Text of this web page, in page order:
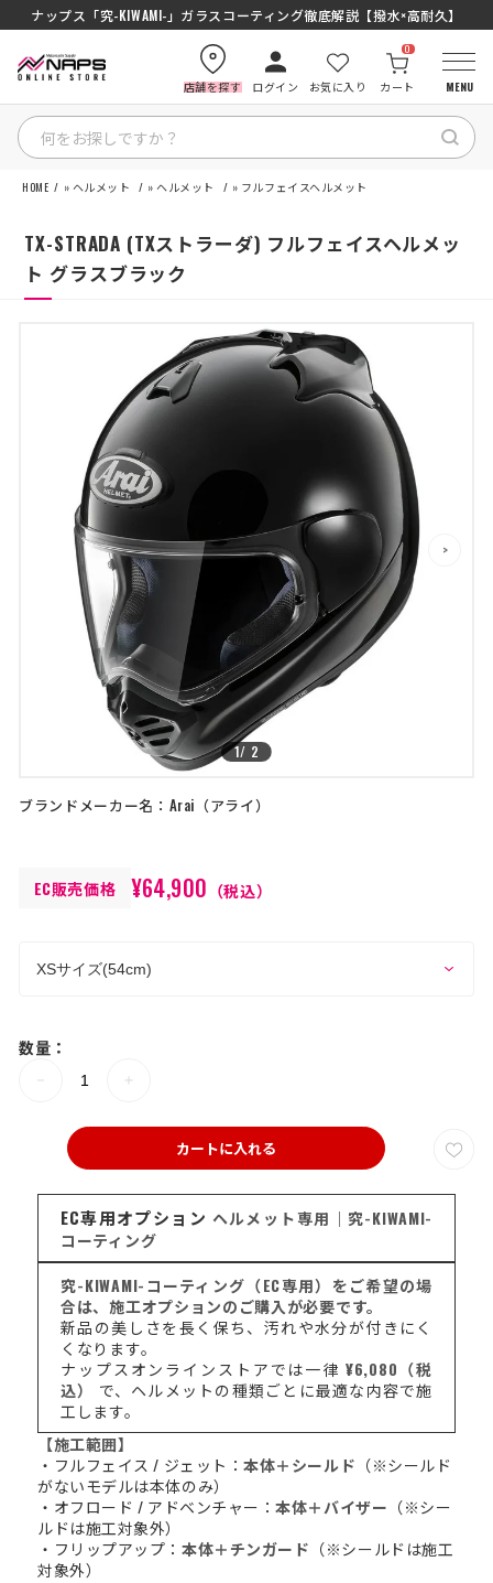
ナップス「究-KIWAMI-」ガラスコーティング徹底解説【撥水×高耐久】
SENA J30/J10を徹底比較｜コスパ最強インカムはどっち？初心者にもおすす
店舗を探す ログイン お気に入り カート
0
MENU
カテゴリから探す
ナップスメンバーズ
店舗を探す
コーポレートサイト
採用情報
特定商取引法に基づく表記
古物営業法に基づく表示/保険勧誘
方針
商品レビュー利用規約
プライバシーポリシー
返金ポリシー
カスタマーハラスメントに対する方
HOME » ヘルメット » ヘルメット » フルフェイスヘルメット
TX-STRADA (TXストラーダ) フルフェイスヘルメッ
ト グラスブラック
1/ 2
>
ブランドメーカー名： Arai アライ
EC販売価格 ¥64,900 （税込）
数量：
カートに入れる
EC専用オプション ヘルメット専用｜究-KIWAMI-
コーティング
究-KIWAMI-コーティング（EC専用）をご希望の場
合は、施工オプションのご購入が必要です。
新品の美しさを長く保ち、汚れや水分が付きにく
くなります。
ナップスオンラインストアでは一律¥6,080（税
込）
で、ヘルメットの種類ごとに最適な内容で施
工します。
【施工範囲】
・フルフェイス / ジェット：本体＋シールド （※シールド
がないモデルは本体のみ）
・オフロード / アドベンチャー：本体＋バイザー （※シー
ルドは施工対象外）
・フリップアップ： 本体＋チンガード （※シールドは施工
対象外）